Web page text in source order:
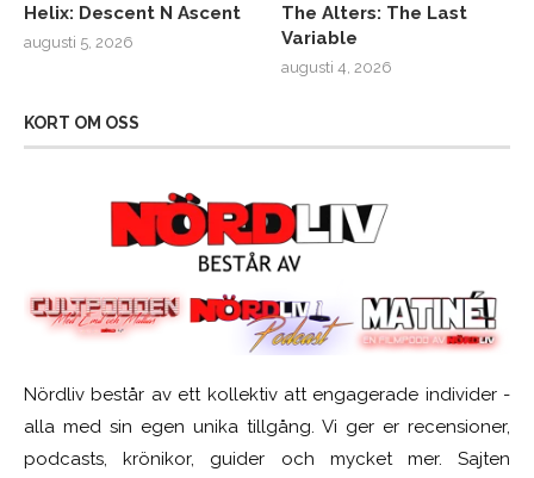
Helix: Descent N Ascent
augusti 5, 2026
The Alters: The Last
Variable
augusti 4, 2026
KORT OM OSS
Nördliv består av ett kollektiv att engagerade individer -
alla med sin egen unika tillgång. Vi ger er recensioner,
podcasts, krönikor, guider och mycket mer. Sajten